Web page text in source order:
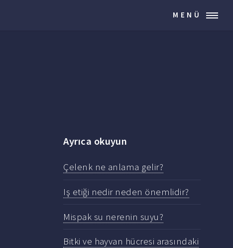
MENÜ
Ayrıca okuyun
Çelenk ne anlama gelir?
Iş etiği nedir neden önemlidir?
Mispak su nerenin suyu?
Bitki ve hayvan hücresi arasındaki